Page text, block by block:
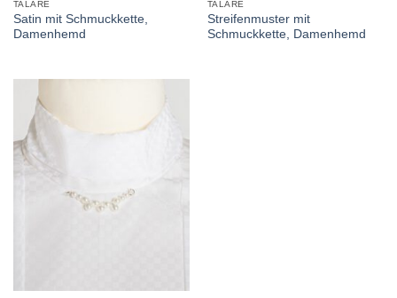
TALARE
Satin mit Schmuckkette,
Damenhemd
TALARE
Streifenmuster mit
Schmuckkette, Damenhemd